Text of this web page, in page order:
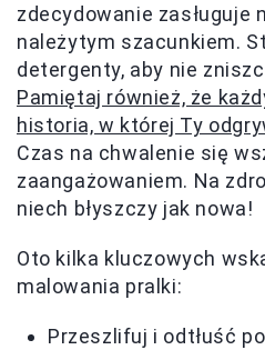
zdecydowanie zasługuje
należytym szacunkiem.
detergenty, aby nie
Pamiętaj również, że
historia, w której Ty
Czas na chwalenie się
zaangażowaniem. Na
niech błyszczy jak nowa!
Oto kilka kluczowych
malowania pralki:
Przeszlifuj i odtłuść